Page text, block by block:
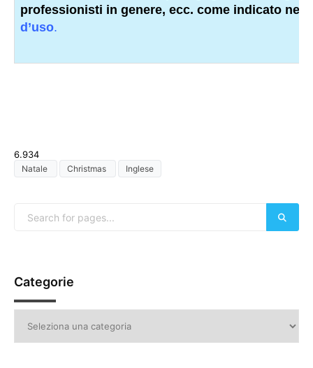
professionisti in genere, ecc. come indicato nelle
d’uso.
6.934
Natale Christmas Inglese
Categorie